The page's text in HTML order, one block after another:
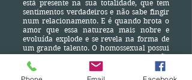
está presente na sua totalidade, que tem
sentimentos verdadeiros e não sabe fingir
num relacionamento. E é quando brota o
amor que essa natureza mais nobre e
evoluída explode e se revela na forma de
um grande talento. O homossexual possui
uma alma cheia de arte. Dizem que não
tem nada a ver mas, o segredo do sucesso
está na sensibilidade fora do comum. Essa